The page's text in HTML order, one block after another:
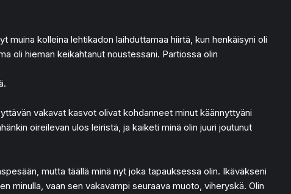
muina kolleina lehtikadon laihduttamaa hiirtä, kun henkäisyni oli
oli hieman keikahtanut noustessani. Partiossa olin
vakavat kasvot olivat kohdanneet minut käännyttyäni
oireilevan ulos leiristä, ja kaiketi minä olin juuri joutunut
mutta täällä minä nyt joka tapauksessa olin. Ikäväkseni
minulla, vaan sen vakavampi seuraava muoto, viheryskä. Olin